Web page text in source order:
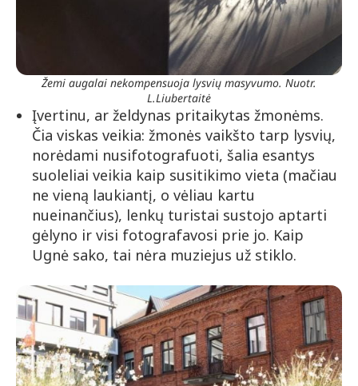
Žemi augalai nekompensuoja lysvių masyvumo. Nuotr.
L.Liubertaitė
Įvertinu, ar želdynas pritaikytas žmonėms.
Čia viskas veikia: žmonės vaikšto tarp lysvių,
norėdami nusifotografuoti, šalia esantys
suoleliai veikia kaip susitikimo vieta (mačiau
ne vieną laukiantį, o vėliau kartu
nueinančius), lenkų turistai sustojo aptarti
gėlyno ir visi fotografavosi prie jo. Kaip
Ugnė sako, tai nėra muziejus už stiklo.